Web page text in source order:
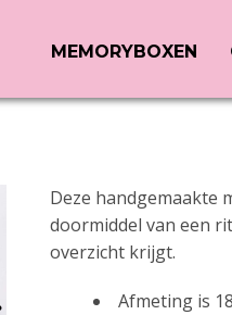
MEMORYBOXEN
Deze handgemaakte
doormiddel van een
overzicht krijgt.
Afmeting is